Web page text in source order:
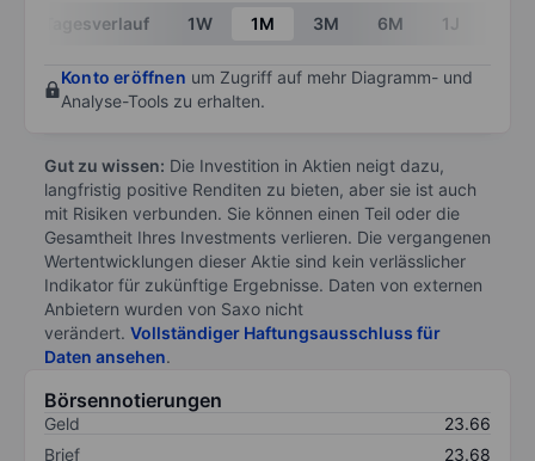
End of interactive chart.
Tagesverlauf 1W 1M 3M 6M 1J
Konto eröffnen um Zugriff auf mehr Diagramm- und
Analyse-Tools zu erhalten.
Gut zu wissen: Die Investition in Aktien neigt dazu,
langfristig positive Renditen zu bieten, aber sie ist auch
mit Risiken verbunden. Sie können einen Teil oder die
Gesamtheit Ihres Investments verlieren. Die vergangenen
Wertentwicklungen dieser Aktie sind kein verlässlicher
Indikator für zukünftige Ergebnisse. Daten von externen
Anbietern wurden von Saxo nicht
verändert. Vollständiger Haftungsausschluss für
Daten ansehen.
Börsennotierungen
Geld
23.66
Brief
23.68